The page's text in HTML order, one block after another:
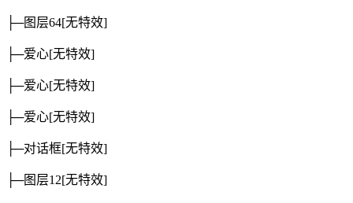
├─图层64[无特效]
├─爱心[无特效]
├─爱心[无特效]
├─爱心[无特效]
├─对话框[无特效]
├─图层12[无特效]